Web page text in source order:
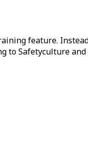
feature.
Safetyculture